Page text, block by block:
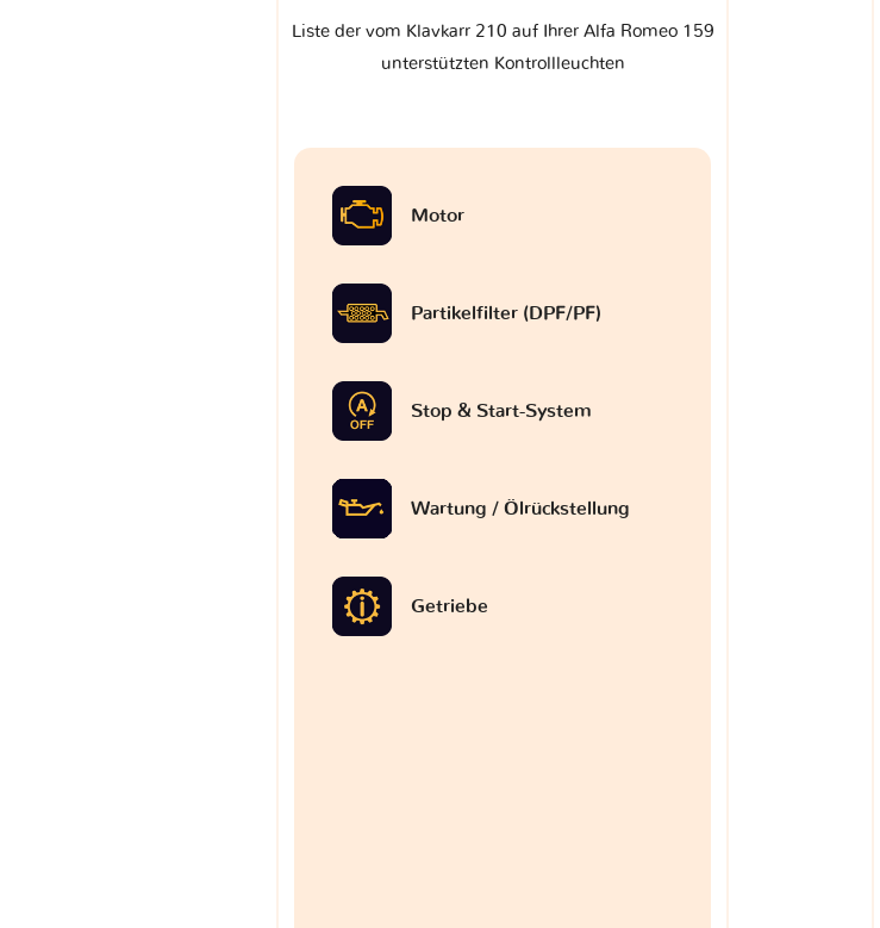
Liste der vom Klavkarr 210 auf Ihrer Alfa Romeo 159
unterstützten Kontrollleuchten
Motor
Partikelfilter (DPF/PF)
Stop & Start-System
Wartung / Ölrückstellung
Getriebe